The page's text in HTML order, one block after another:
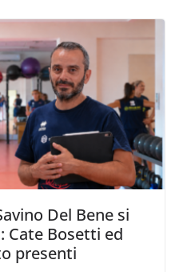
Del Bene si
Cate Bosetti ed
presenti